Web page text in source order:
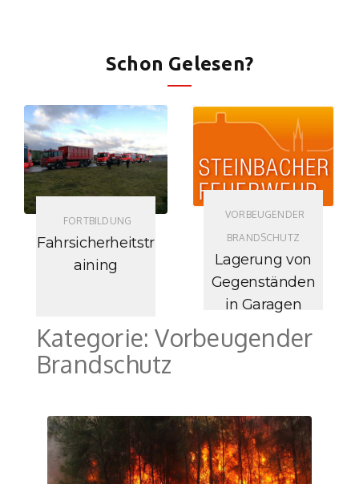
Schon Gelesen?
FORTBILDUNG
Fahrsicherheitstr
aining
VORBEUGENDER
BRANDSCHUTZ
Lagerung von
Gegenständen
in Garagen
Kategorie:Vorbeugender
Brandschutz